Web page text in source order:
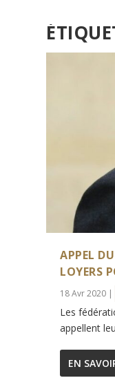
APPEL
LOYERS
18 Avr 2020 |
Les
appellent
EN